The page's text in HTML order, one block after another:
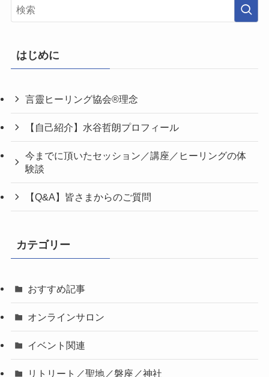
はじめに
言靈ヒーリング協会®理念
【自己紹介】水谷哲朗プロフィール
今までに頂いたセッション／講座／ヒーリングの体
験談
【Q&A】皆さまからのご質問
カテゴリー
おすすめ記事
オンラインサロン
イベント関連
リトリート／聖地／磐座／神社